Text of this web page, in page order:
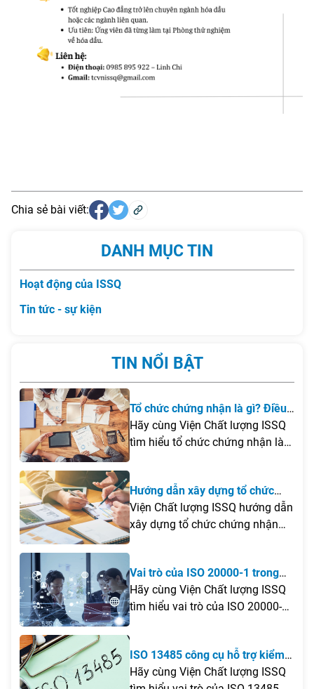
Chia sẻ bài viết:
DANH MỤC TIN
Hoạt động của ISSQ
Tin tức - sự kiện
TIN NỔI BẬT
Tổ chức chứng nhận là gì? Điều
kiện để thành lập tổ chức chứng
nhận tại Việt Nam
Hãy cùng Viện Chất lượng ISSQ
tìm hiểu tổ chức chứng nhận là
gì, những điều kiện cần đáp ứng
để thành lập tại Việt Nam cũng
như các lưu ý quan trọng giúp
doanh nghiệp xây dựng tổ chức
chứng nhận hiệu quả và đúng
quy định.
Hướng dẫn xây dựng tổ chức
chứng nhận
Viện Chất lượng ISSQ hướng dẫn
xây dựng tổ chức chứng nhận
theo ISO/IEC 17021 và ISO/IEC
17065, từ khảo sát, đào tạo
chuyên gia, xây dựng hệ thống
quản lý đến đăng ký công nhận
và đưa tổ chức vào vận hành
theo đúng quy định của pháp
luật.
Vai trò của ISO 20000-1 trong
quá trình chuyển đổi số của
doanh nghiệp
Hãy cùng Viện Chất lượng ISSQ
tìm hiểu vai trò của ISO 20000-
1trong quá trình chuyển đổi số
của doanh nghiệp, cũng như
những giá trị mà tiêu chuẩn này
mang lại đối với việc nâng cao
ISO 13485 công cụ hỗ trợ kiểm
soát quy trình sản xuất trang
Hãy cùng Viện Chất lượng ISSQ